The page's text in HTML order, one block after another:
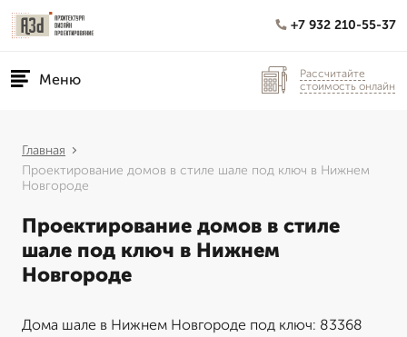
+7 932 210-55-37
Меню
Рассчитайте
стоимость онлайн
Главная
Проектирование домов в стиле шале под ключ в Нижнем
Новгороде
Проектирование домов в стиле
шале под ключ в Нижнем
Новгороде
Дома шале в Нижнем Новгороде под ключ: 83368